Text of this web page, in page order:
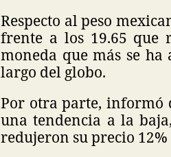
Respecto al peso
frente a los 19.65 que
moneda que más se
largo del globo.
Por otra parte, informó
una tendencia a la
redujeron su precio